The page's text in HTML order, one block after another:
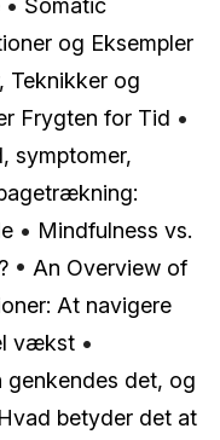
• Somatic
og Eksempler
Teknikker og
Frygten for Tid •
symptomer,
• Mindfulness vs.
• An Overview of
At navigere
vækst •
det, og
Hvad betyder det at